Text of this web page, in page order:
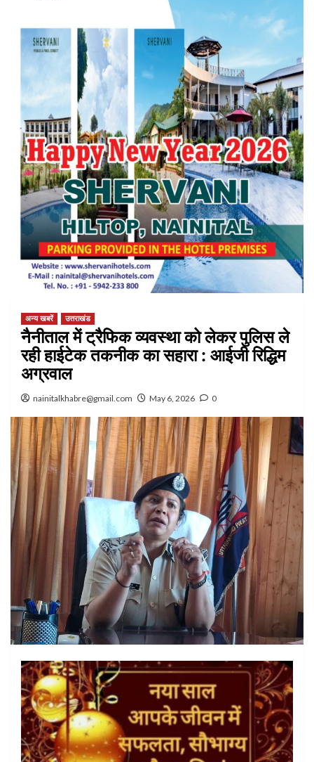
अन्य खबरें उत्तराखंड
नैनीताल में ट्रैफिक व्यवस्था को लेकर पुलिस ले
रही हाईटेक तकनीक का सहारा : आईजी रिद्धिम
अग्रवाल
nainitalkhabre@gmail.com May 6, 2026 0